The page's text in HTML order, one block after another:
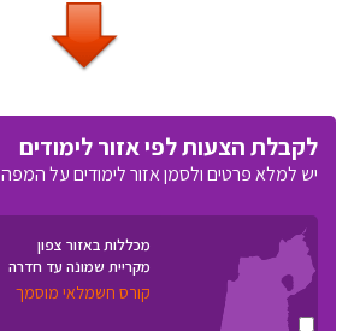
לקבלת הצעות לפי אזור לימודים
יש למלא פרטים ולסמן אזור לימודים על המפה
מכללות באזור צפון
מקריית שמונה עד חדרה
קורס חשמלאי מוסמך